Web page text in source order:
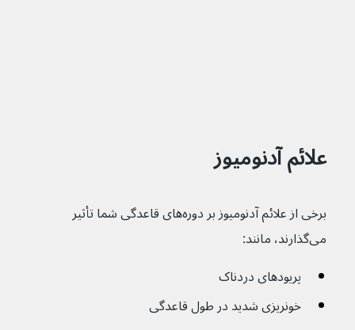
علائم آدنومیوز
برخی از علائم آدنومیوز بر دوره‌های قاعدگی شما تأثیر
می‌گذارند، مانند:
پریودهای دردناک
خونریزی شدید در طول قاعدگی